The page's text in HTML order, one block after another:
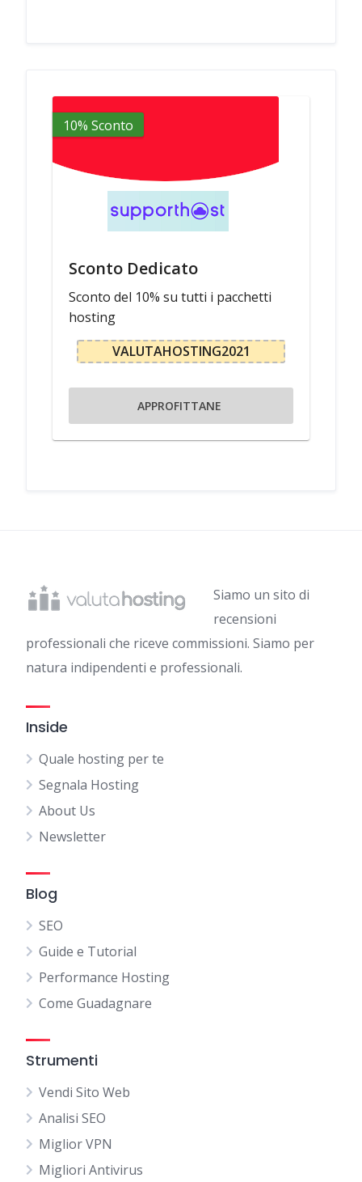
10% Sconto
Sconto Dedicato
Sconto del 10% su tutti i pacchetti
hosting
VALUTAHOSTING2021
APPROFITTANE
Siamo un sito di
recensioni
professionali che riceve commissioni. Siamo per
natura indipendenti e professionali.
Inside
Quale hosting per te
Segnala Hosting
About Us
Newsletter
Blog
SEO
Guide e Tutorial
Performance Hosting
Come Guadagnare
Strumenti
Vendi Sito Web
Analisi SEO
Miglior VPN
Migliori Antivirus